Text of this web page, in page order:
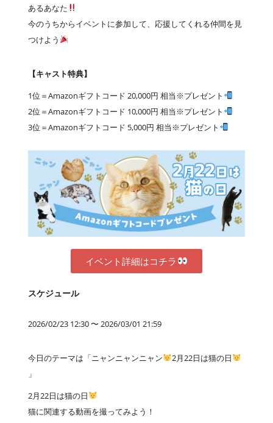
あるあなた
今のうちからイベントに参加して、応援してくれる仲間を見
つけよう
【キャスト特典】
1位＝Amazonギフトコード 20,000円 相当※プレゼント
2位＝Amazonギフトコード 10,000円 相当※プレゼント
3位＝Amazonギフトコード 5,000円 相当※プレゼント
イベント詳細はコチラ
スケジュール
2026/02/23 12:30 〜 2026/03/01 21:59
今日のテーマは「ニャンニャンニャン
2月22日は猫の日
」
2月22日は猫の日
猫に関連する動画を撮ってみよう！